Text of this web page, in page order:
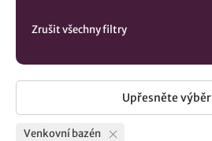
Zrušit všechny filtry
Upřesněte výběr
Venkovní bazén